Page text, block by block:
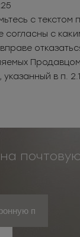
с текстом
согласны с
в п.